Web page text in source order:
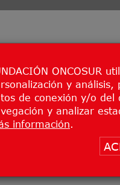
ONCOSUR
y
de conexión y/o del
y analizar
información